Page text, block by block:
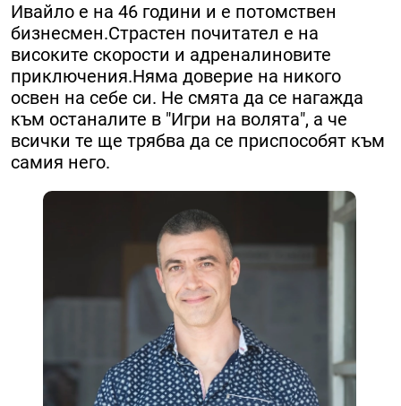
Ивайло е на 46 години и е потомствен
бизнесмен.Страстен почитател е на
високите скорости и адреналиновите
приключения.Няма доверие на никого
освен на себе си. Не смята да се нагажда
към останалите в "Игри на волята", а че
всички те ще трябва да се приспособят към
самия него.